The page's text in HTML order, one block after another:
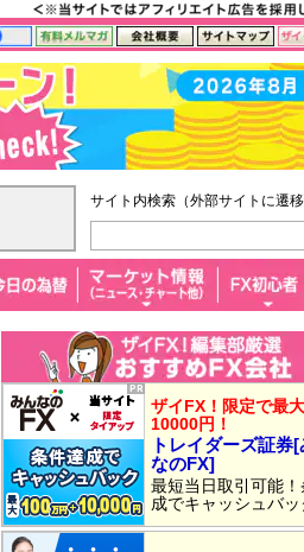
サイト内検索（外部サイトに遷移
ザイFX！限定で最大
10000円！
トレイダーズ証券[
なのFX]
最短当日取引可能！
成でキャッシュバッ